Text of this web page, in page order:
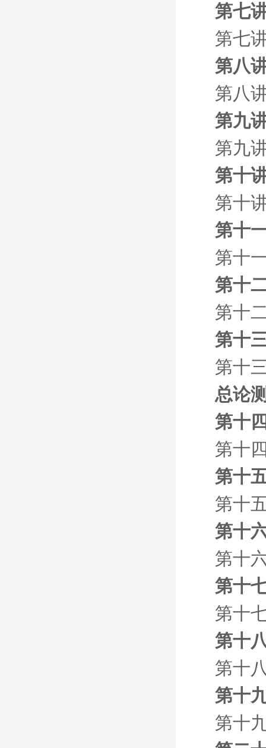
第七
第七
第八
第八
第九
第九
第十
第十
第十
第十
第十
第十
第十
第十
总论
第十
第十
第十
第十
第十
第十
第十
第十
第十
第十
第十
第十